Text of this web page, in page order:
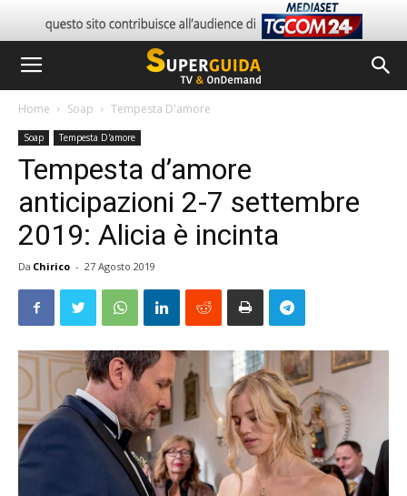
Home Soap Tempesta D'amore
Soap Tempesta D'amore
Tempesta d’amore
anticipazioni 2-7 settembre
2019: Alicia è incinta
Da Chirico - 27 Agosto 2019